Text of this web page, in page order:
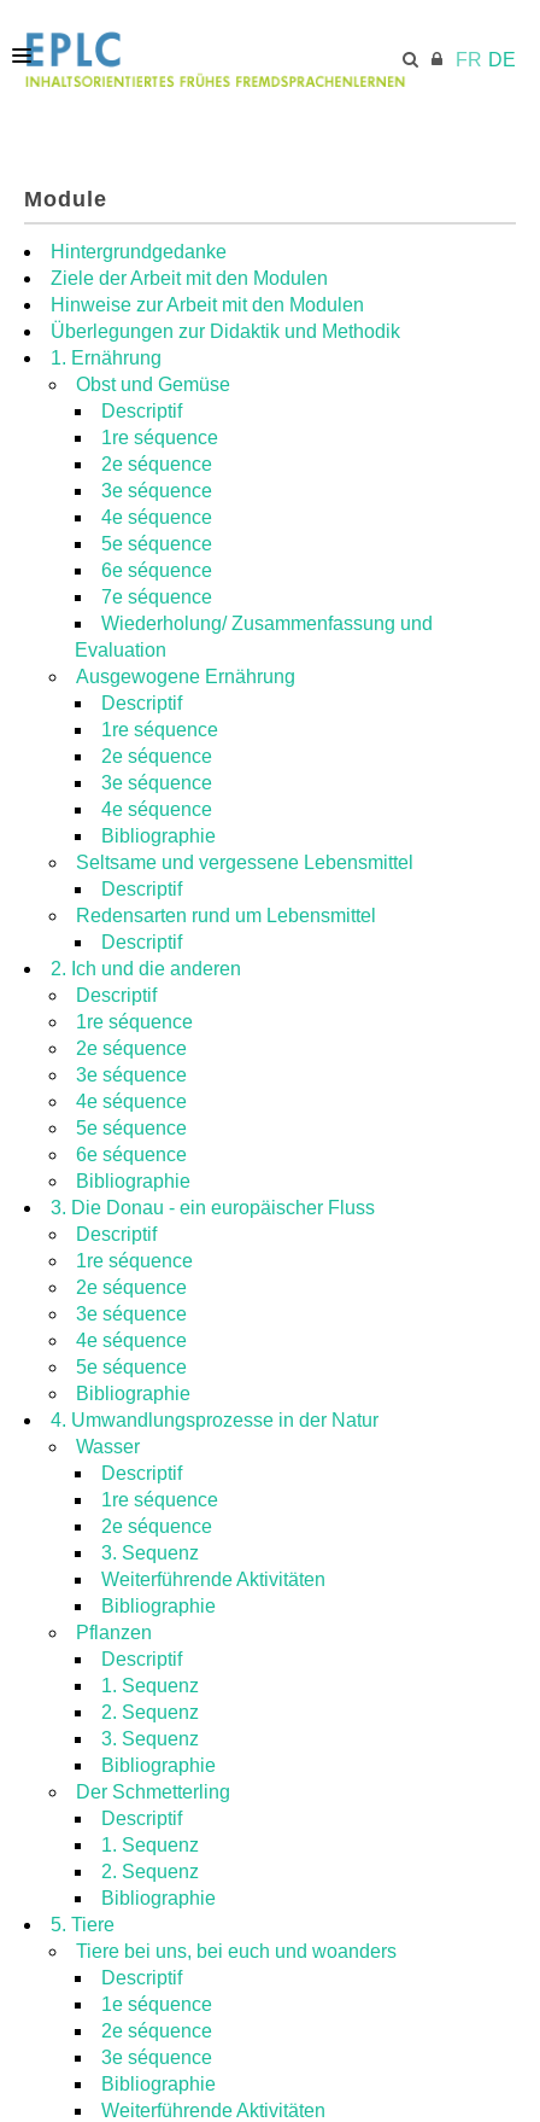
FR DE
MODULE
RESSOURCEN
Module
Hintergrundgedanke
Ziele der Arbeit mit den Modulen
Hinweise zur Arbeit mit den Modulen
Überlegungen zur Didaktik und Methodik
1. Ernährung
Obst und Gemüse
Descriptif
1re séquence
2e séquence
3e séquence
4e séquence
5e séquence
6e séquence
7e séquence
Wiederholung/ Zusammenfassung und
Evaluation
Ausgewogene Ernährung
Descriptif
1re séquence
2e séquence
3e séquence
4e séquence
Bibliographie
Seltsame und vergessene Lebensmittel
Descriptif
Redensarten rund um Lebensmittel
Descriptif
2. Ich und die anderen
Descriptif
1re séquence
2e séquence
3e séquence
4e séquence
5e séquence
6e séquence
Bibliographie
3. Die Donau - ein europäischer Fluss
Descriptif
1re séquence
2e séquence
3e séquence
4e séquence
5e séquence
Bibliographie
4. Umwandlungsprozesse in der Natur
Wasser
Descriptif
1re séquence
2e séquence
3. Sequenz
Weiterführende Aktivitäten
Bibliographie
Pflanzen
Descriptif
1. Sequenz
2. Sequenz
3. Sequenz
Bibliographie
Der Schmetterling
Descriptif
1. Sequenz
2. Sequenz
Bibliographie
5. Tiere
Tiere bei uns, bei euch und woanders
Descriptif
1e séquence
2e séquence
3e séquence
Bibliographie
Weiterführende Aktivitäten